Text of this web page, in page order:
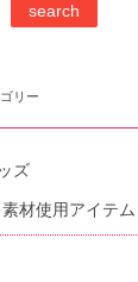
search
リー
ズ
材使用アイテム